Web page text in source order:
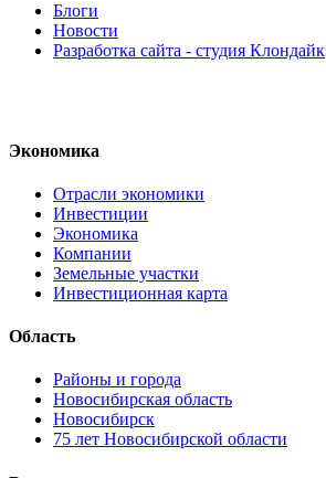
Блоги
Новости
Разработка сайта - студия Клондайк
Экономика
Отрасли экономики
Инвестиции
Экономика
Компании
Земельные участки
Инвестиционная карта
Область
Районы и города
Новосибирская область
Новосибирск
75 лет Новосибирской области